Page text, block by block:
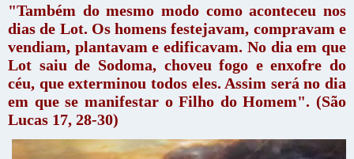
"Também do mesmo modo como aconteceu nos
dias de Lot. Os homens festejavam, compravam e
vendiam, plantavam e edificavam. No dia em que
Lot saiu de Sodoma, choveu fogo e enxofre do
céu, que exterminou todos eles. Assim será no dia
em que se manifestar o Filho do Homem". (São
Lucas 17, 28-30)